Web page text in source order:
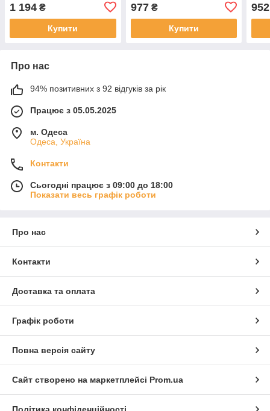
1 194 ₴
Купити
977₴
Купити
952
Про нас
94% позитивних з 92 відгуків за рік
Працює з 05.05.2025
м. Одеса
Одеса, Україна
Контакти
Сьогодні працює з 09:00 до 18:00
Показати весь графік роботи
Про нас
Контакти
Доставка та оплата
Графік роботи
Повна версія сайту
Сайт створено на маркетплейсі Prom.ua